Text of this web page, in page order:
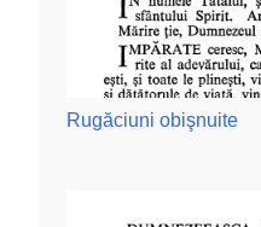
Rugăciuni obişnuite